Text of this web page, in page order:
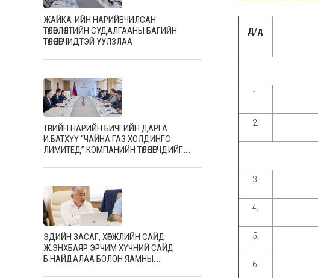
Д/д
1.
2.
3.
4.
5.
6.
ЖАЙКА-ИЙН НАРИЙВЧИЛСАН
ТӨЛӨВЛӨЛТИЙН СУДАЛГААНЫ БАГИЙН
ТӨЛӨӨЛӨГЧИДТЭЙ УУЛЗЛАА
ТӨРИЙН НАРИЙН БИЧГИЙН ДАРГА
И.БАТХҮҮ “ЧАЙНА ГАЗ ХОЛДИНГС
ЛИМИТЕД” КОМПАНИЙН ТӨЛӨӨЛӨГЧДИЙГ
ЭДИЙН ЗАСАГ, ХӨГЖЛИЙН САЙД
Ж.ЭНХБАЯР ЭРЧИМ ХҮЧНИЙ САЙД
Б.НАЙДАЛАА БОЛОН ЯАМНЫ